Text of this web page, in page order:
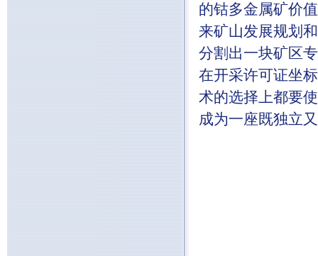
的钴多金属矿价
来矿山发展规划
分割出一块矿区
在开采许可证坐
术的选择上都要
成为一座既独立